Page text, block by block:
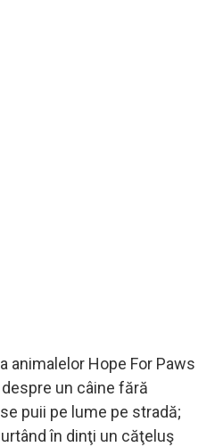
animalelor Hope For Paws
un câine fără
puii pe lume pe stradă;
în dinţi un căţeluş